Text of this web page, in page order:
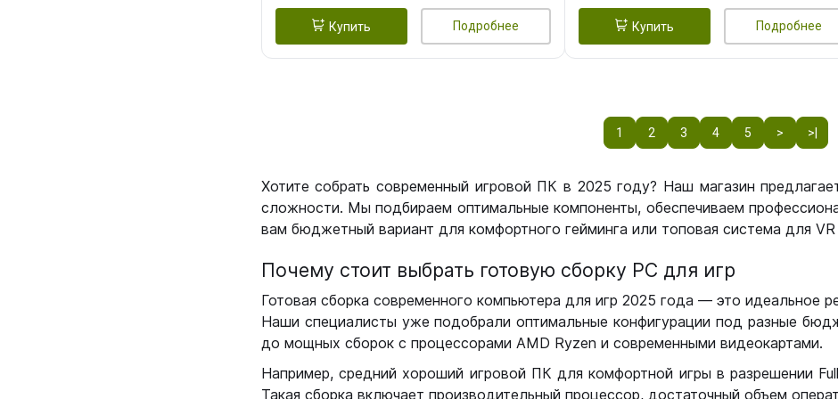
Купить Подробнее Купить Подробнее
1 2 3 4 5 > >|
Хотите собрать современный игровой ПК в 2025 году? Наш магазин
сложности. Мы подбираем оптимальные компоненты, обеспечиваем
вам бюджетный вариант для комфортного гейминга или топовая система для
Почему стоит выбрать готовую сборку РС для игр
Готовая сборка современного компьютера для игр 2025 года — это идеальное
Наши специалисты уже подобрали оптимальные конфигурации под разные
до мощных сборок с процессорами AMD Ryzen и современными видеокартами.
Например, средний хороший игровой ПК для комфортной игры в разрешении
Такая сборка включает производительный процессор, достаточный объем